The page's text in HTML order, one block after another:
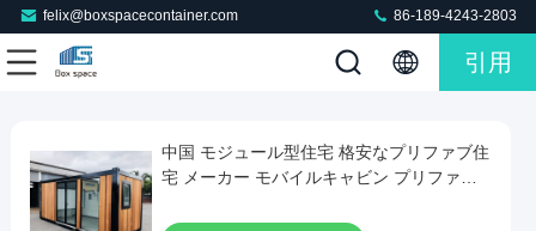
felix@boxspacecontainer.com 86-189-4243-2803
引用
Play
Video
中
国
モ
中国 モジュール型住宅 格安なプリファブ住
宅 メーカー モバイルキャビン プリファブ